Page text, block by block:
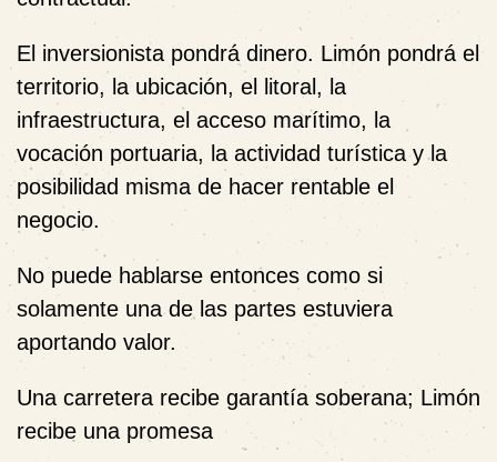
El inversionista pondrá dinero. Limón pondrá el
territorio, la ubicación, el litoral, la
infraestructura, el acceso marítimo, la
vocación portuaria, la actividad turística y la
posibilidad misma de hacer rentable el
negocio.
No puede hablarse entonces como si
solamente una de las partes estuviera
aportando valor.
Una carretera recibe garantía soberana; Limón
recibe una promesa